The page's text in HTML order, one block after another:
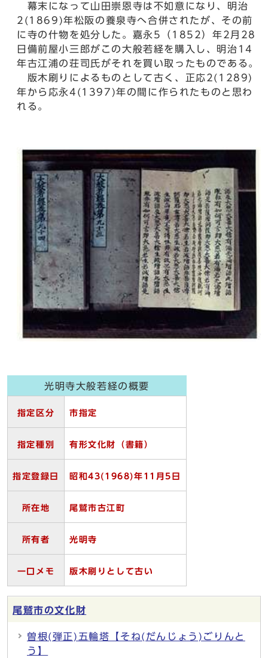
幕末になって山田崇恩寺は不如意になり、明治
2(1869)年松阪の養泉寺へ合併されたが、その前
に寺の什物を処分した。嘉永5（1852）年2月28
日備前屋小三郎がこの大般若経を購入し、明治14
年古江浦の荘司氏がそれを買い取ったものである。
版木刷りによるものとして古く、正応2(1289)
年から応永4(1397)年の間に作られたものと思わ
れる。
光明寺大般若経の概要
指定区分 市指定
指定種別 有形文化財（書籍）
指定登録日 昭和43(1968)年11 月5 日
所在地 尾鷲市古江町
所有者 光明寺
一口メモ 版木刷りとして古い
尾鷲市の文化財
曽根(弾正)五輪塔【そね(だんじょう)ごりんと
う】